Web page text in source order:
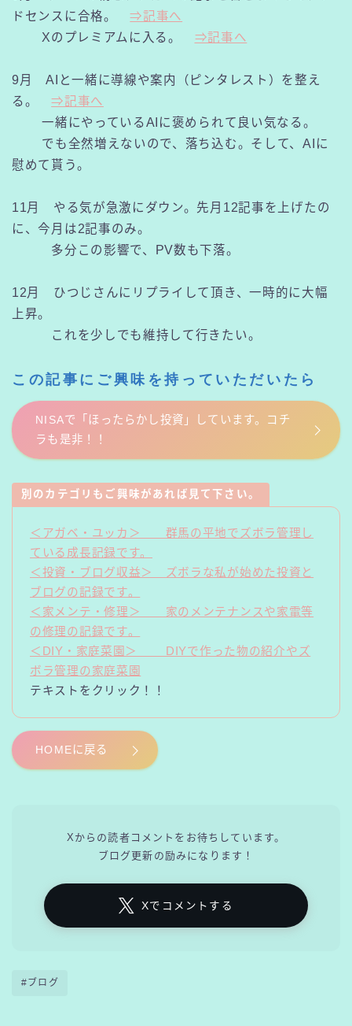
ドセンスに合格。⇒記事へ
Xのプレミアムに入る。 ⇒記事へ
9月 AIと一緒に導線や案内（ピンタレスト）を整え
る。⇒記事へ
一緒にやっているAIに褒められて良い気なる。
でも全然増えないので、落ち込む。そして、AIに
慰めて貰う。
11月 やる気が急激にダウン。先月12記事を上げたの
に、今月は2記事のみ。
多分この影響で、PV数も下落。
12月 ひつじさんにリプライして頂き、一時的に大幅
上昇。
これを少しでも維持して行きたい。
この記事にご興味を持っていただいたら
NISAで「ほったらかし投資」しています。コチ
ラも是非！！
別のカテゴリもご興味があれば見て下さい。
＜アガベ・ユッカ＞ 群馬の平地でズボラ管理し
ている成長記録です。
＜投資・ブログ収益＞ ズボラな私が始めた投資と
ブログの記録です。
＜家メンテ・修理＞ 家のメンテナンスや家電等
の修理の記録です。
＜DIY・家庭菜園＞ DIYで作った物の紹介やズ
ボラ管理の家庭菜園
テキストをクリック！！
HOMEに戻る
Xからの読者コメントをお待ちしています。
ブログ更新の励みになります！
Xでコメントする
#ブログ